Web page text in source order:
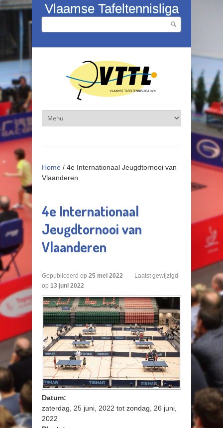
Overslaan en naar de inhoud gaan
Vlaamse Tafeltennisliga
Zoekveld
Home / 4e Internationaal Jeugdtornooi van
Vlaanderen
4e Internationaal
Jeugdtornooi van
Vlaanderen
Gepubliceerd op 25 mei 2022
Laatst gewijzigd
op 13 juni 2022
Datum:
zaterdag, 25 juni, 2022 tot zondag, 26 juni,
2022